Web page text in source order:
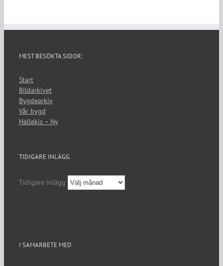
MEST BESÖKTA SIDOR:
Start
Bildarkivet
Bygdearkiv
Vår bygd
Hällekis – Ny
TIDIGARE INLÄGG
Tidigare inlägg
I SAMARBETE MED